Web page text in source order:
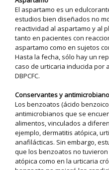
El aspartamo es un
estudios bien diseñados no
reactividad al aspartamo y al
tanto en pacientes con
aspartamo como en sujetos
Hasta la fecha, sólo hay un
caso de urticaria inducida por
DBPCFC.
Conservantes y
Los benzoatos (ácido
antimicrobianos que se
alimentos, vinculados a
ejemplo, dermatitis atópica,
anafilácticas. Sin embargo,
que los benzoatos no
atópica como en la urticaria